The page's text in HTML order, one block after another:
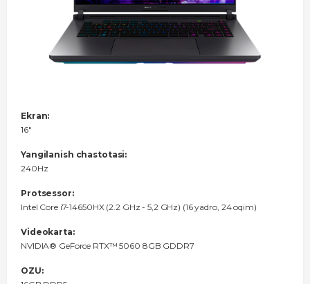
Ekran:
16"
Yangilanish chastotasi:
240Hz
Protsessor:
Intel Core i7-14650HX (2.2 GHz - 5,2 GHz) (16 yadro, 24 oqim)
Videokarta:
NVIDIA® GeForce RTX™ 5060 8GB GDDR7
OZU: